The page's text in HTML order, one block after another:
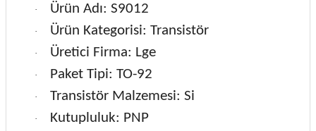
· Ürün Adı: S9012
· Ürün Kategorisi: Transistör
· Üretici Firma: Lge
· Paket Tipi: TO-92
· Transistör Malzemesi: Si
· Kutupluluk: PNP